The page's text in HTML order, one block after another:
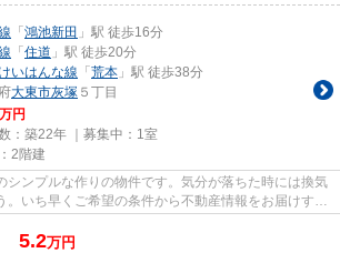
「 鴻池新田 」駅 徒歩16分
「 住道 」駅 徒歩20分
いはんな線 「 荒本 」駅 徒歩38分
大東市灰塚 ５丁目
万円
：築22年 ｜募集中： 1室
2階建
シンプルな作りの物件です。気分が落ちた時には換気
。いち早くご希望の条件から不動産情報をお届けする
...
5.2万円